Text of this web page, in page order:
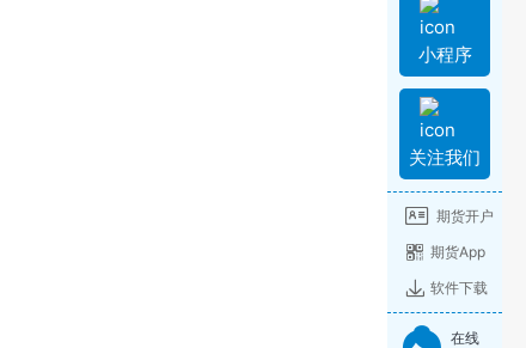
小程序
关注我们
期货开户
期货App
软件下载
在线